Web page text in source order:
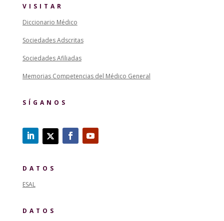
VISITAR
Diccionario Médico
Sociedades Adscritas
Sociedades Afiliadas
Memorias Competencias del Médico General
SÍGANOS
DATOS
ESAL
DATOS